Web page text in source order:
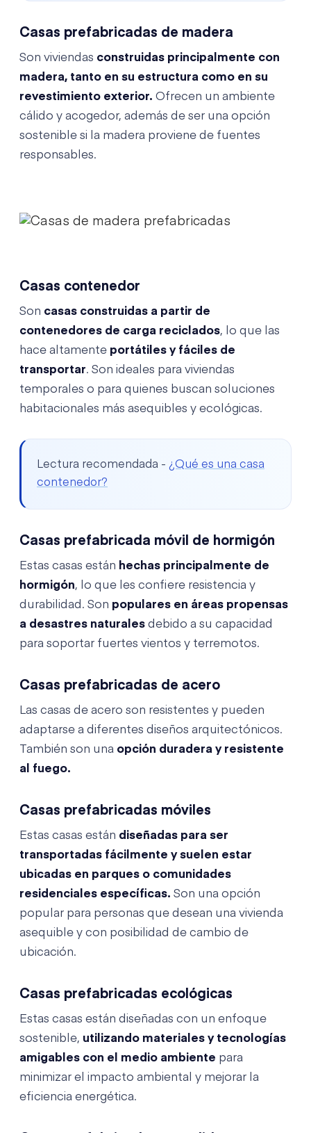
Casas prefabricadas de madera
Son viviendas construidas principalmente con
madera, tanto en su estructura como en su
revestimiento exterior. Ofrecen un ambiente
cálido y acogedor, además de ser una opción
sostenible si la madera proviene de fuentes
responsables.
Casas contenedor
Son casas construidas a partir de
contenedores de carga reciclados, lo que las
hace altamente portátiles y fáciles de
transportar. Son ideales para viviendas
temporales o para quienes buscan soluciones
habitacionales más asequibles y ecológicas.
Lectura recomendada - ¿Qué es una casa
contenedor?
Casas prefabricada móvil de hormigón
Estas casas están hechas principalmente de
hormigón, lo que les confiere resistencia y
durabilidad. Son populares en áreas propensas
a desastres naturales debido a su capacidad
para soportar fuertes vientos y terremotos.
Casas prefabricadas de acero
Las casas de acero son resistentes y pueden
adaptarse a diferentes diseños arquitectónicos.
También son una opción duradera y resistente
al fuego.
Casas prefabricadas móviles
Estas casas están diseñadas para ser
transportadas fácilmente y suelen estar
ubicadas en parques o comunidades
residenciales específicas. Son una opción
popular para personas que desean una vivienda
asequible y con posibilidad de cambio de
ubicación.
Casas prefabricadas ecológicas
Estas casas están diseñadas con un enfoque
sostenible, utilizando materiales y tecnologías
amigables con el medio ambiente para
minimizar el impacto ambiental y mejorar la
eficiencia energética.